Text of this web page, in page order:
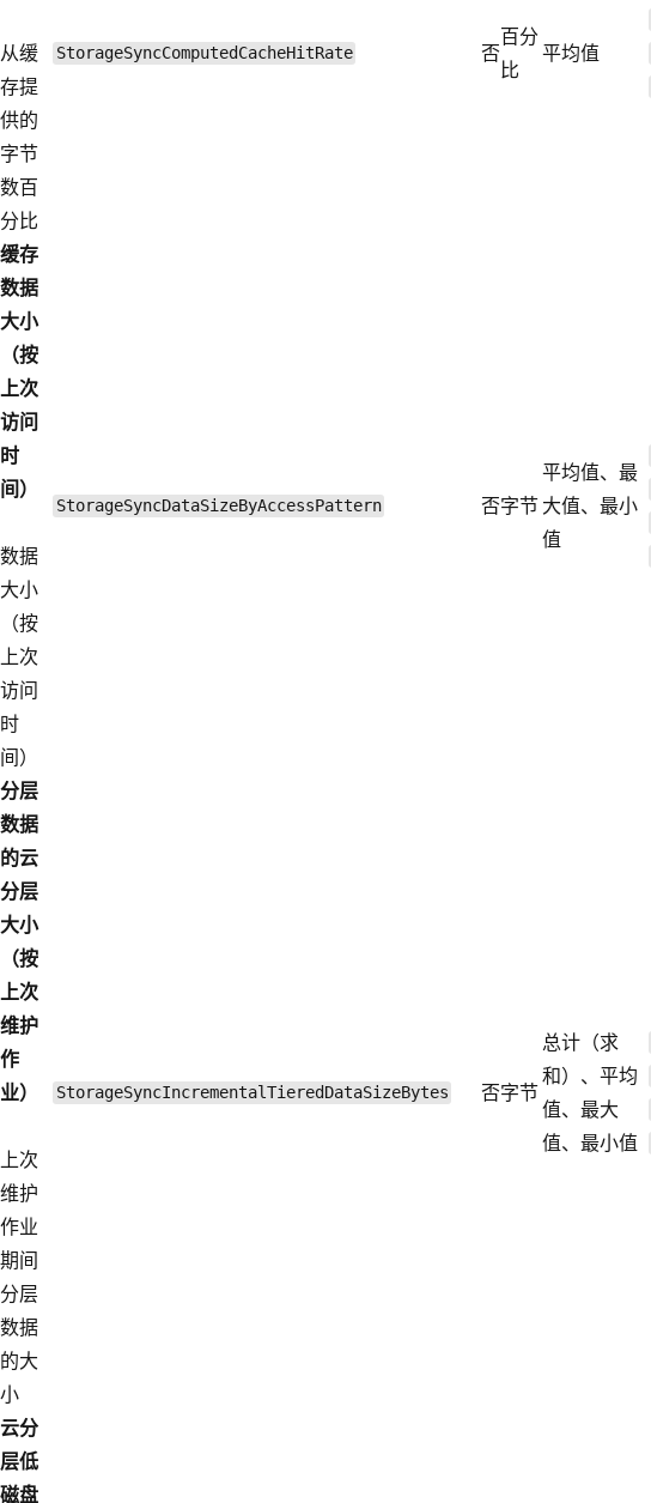
从缓
存提
供的
字节
数百
分比
StorageSyncComputedCacheHitRate 否
百分
比
平均值
缓存
数据
大小
（按
上次
访问
时
间）
数据
大小
（按
上次
访问
时
间）
StorageSyncDataSizeByAccessPattern 否字节
平均值、最
大值、最小
值
分层
数据
的云
分层
大小
（按
上次
维护
作
业）
上次
维护
作业
期间
分层
数据
的大
小
StorageSyncIncrementalTieredDataSizeBytes 否字节
总计（求
和）、平均
值、最大
值、最小值
云分
层低
磁盘